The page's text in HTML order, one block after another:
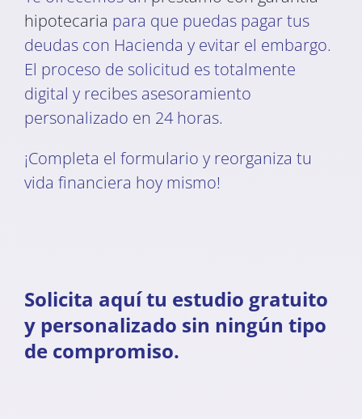
hipotecaria para que puedas pagar tus
deudas con Hacienda y evitar el embargo.
El proceso de solicitud es totalmente
digital y recibes asesoramiento
personalizado en 24 horas.
¡Completa el formulario y reorganiza tu
vida financiera hoy mismo!
Solicita aquí tu estudio gratuito
y personalizado sin ningún tipo
de compromiso.